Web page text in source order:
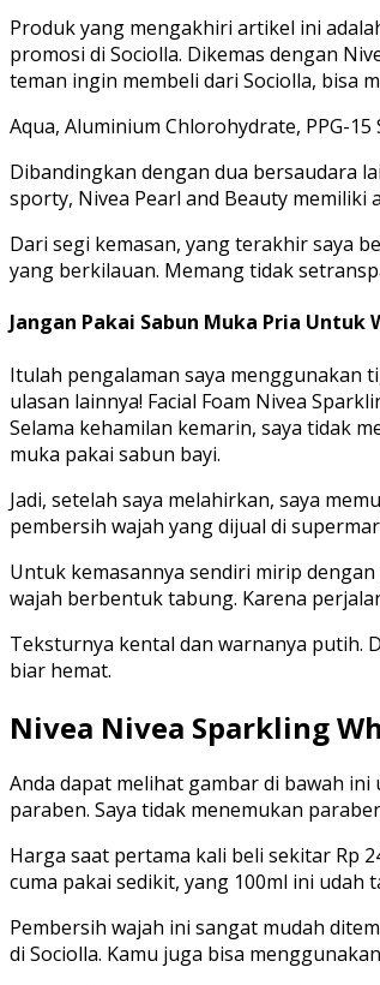
Produk yang mengakhiri artikel ini
promosi di Sociolla. Dikemas dengan
teman ingin membeli dari Sociolla, bisa
Aqua, Aluminium Chlorohydrate, PPG-
Dibandingkan dengan dua bersaudara
sporty, Nivea Pearl and Beauty memiliki
Dari segi kemasan, yang terakhir saya
yang berkilauan. Memang tidak
Jangan Pakai Sabun Muka Pria Untuk
Itulah pengalaman saya menggunakan
ulasan lainnya! Facial Foam Nivea
Selama kehamilan kemarin, saya tidak
muka pakai sabun bayi.
Jadi, setelah saya melahirkan, saya
pembersih wajah yang dijual di
Untuk kemasannya sendiri mirip
wajah berbentuk tabung. Karena
Teksturnya kental dan warnanya putih.
biar hemat.
Nivea Nivea Sparkling
Anda dapat melihat gambar di bawah
paraben. Saya tidak menemukan
Harga saat pertama kali beli sekitar Rp
cuma pakai sedikit, yang 100ml ini udah
Pembersih wajah ini sangat mudah
di Sociolla. Kamu juga bisa